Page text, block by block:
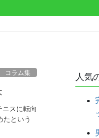
コラム集
スに転向
たという
人気